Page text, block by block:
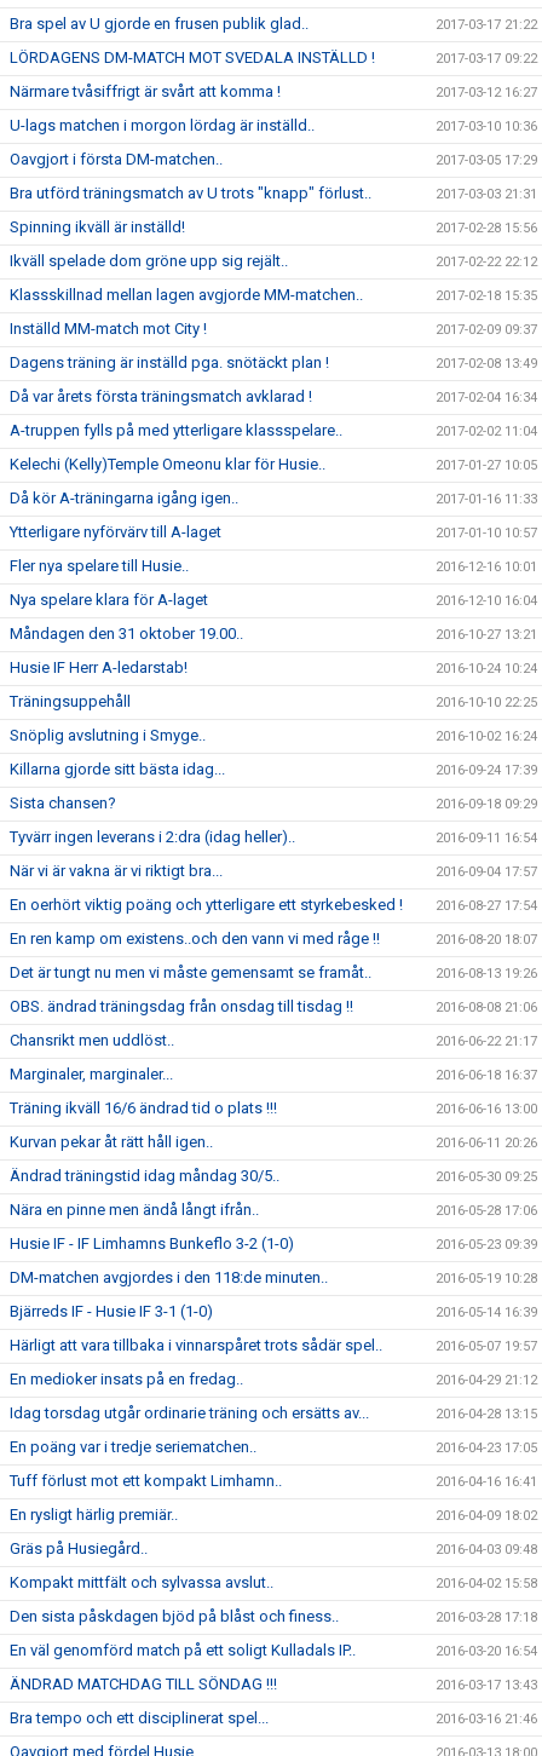
Bra spel av U gjorde en frusen publik glad.. 2017-03-17 21:22
LÖRDAGENS DM-MATCH MOT SVEDALA INSTÄLLD ! 2017-03-17 09:22
Närmare tvåsiffrigt är svårt att komma ! 2017-03-12 16:27
U-lags matchen i morgon lördag är inställd.. 2017-03-10 10:36
Oavgjort i första DM-matchen.. 2017-03-05 17:29
Bra utförd träningsmatch av U trots "knapp" förlust.. 2017-03-03 21:31
Spinning ikväll är inställd! 2017-02-28 15:56
Ikväll spelade dom gröne upp sig rejält.. 2017-02-22 22:12
Klassskillnad mellan lagen avgjorde MM-matchen.. 2017-02-18 15:35
Inställd MM-match mot City ! 2017-02-09 09:37
Dagens träning är inställd pga. snötäckt plan ! 2017-02-08 13:49
Då var årets första träningsmatch avklarad ! 2017-02-04 16:34
A-truppen fylls på med ytterligare klassspelare.. 2017-02-02 11:04
Kelechi (Kelly)Temple Omeonu klar för Husie.. 2017-01-27 10:05
Då kör A-träningarna igång igen.. 2017-01-16 11:33
Ytterligare nyförvärv till A-laget 2017-01-10 10:57
Fler nya spelare till Husie.. 2016-12-16 10:01
Nya spelare klara för A-laget 2016-12-10 16:04
Måndagen den 31 oktober 19.00.. 2016-10-27 13:21
Husie IF Herr A-ledarstab! 2016-10-24 10:24
Träningsuppehåll 2016-10-10 22:25
Snöplig avslutning i Smyge.. 2016-10-02 16:24
Killarna gjorde sitt bästa idag... 2016-09-24 17:39
Sista chansen? 2016-09-18 09:29
Tyvärr ingen leverans i 2:dra (idag heller).. 2016-09-11 16:54
När vi är vakna är vi riktigt bra... 2016-09-04 17:57
En oerhört viktig poäng och ytterligare ett styrkebesked ! 2016-08-27 17:54
En ren kamp om existens..och den vann vi med råge !! 2016-08-20 18:07
Det är tungt nu men vi måste gemensamt se framåt.. 2016-08-13 19:26
OBS. ändrad träningsdag från onsdag till tisdag !! 2016-08-08 21:06
Chansrikt men uddlöst.. 2016-06-22 21:17
Marginaler, marginaler... 2016-06-18 16:37
Träning ikväll 16/6 ändrad tid o plats !!! 2016-06-16 13:00
Kurvan pekar åt rätt håll igen.. 2016-06-11 20:26
Ändrad träningstid idag måndag 30/5.. 2016-05-30 09:25
Nära en pinne men ändå långt ifrån.. 2016-05-28 17:06
Husie IF - IF Limhamns Bunkeflo 3-2 (1-0) 2016-05-23 09:39
DM-matchen avgjordes i den 118:de minuten.. 2016-05-19 10:28
Bjärreds IF - Husie IF 3-1 (1-0) 2016-05-14 16:39
Härligt att vara tillbaka i vinnarspåret trots sådär spel.. 2016-05-07 19:57
En medioker insats på en fredag.. 2016-04-29 21:12
Idag torsdag utgår ordinarie träning och ersätts av... 2016-04-28 13:15
En poäng var i tredje seriematchen.. 2016-04-23 17:05
Tuff förlust mot ett kompakt Limhamn.. 2016-04-16 16:41
En rysligt härlig premiär.. 2016-04-09 18:02
Gräs på Husiegård.. 2016-04-03 09:48
Kompakt mittfält och sylvassa avslut.. 2016-04-02 15:58
Den sista påskdagen bjöd på blåst och finess.. 2016-03-28 17:18
En väl genomförd match på ett soligt Kulladals IP.. 2016-03-20 16:54
ÄNDRAD MATCHDAG TILL SÖNDAG !!! 2016-03-17 13:43
Bra tempo och ett disciplinerat spel... 2016-03-16 21:46
Oavgjort med fördel Husie..